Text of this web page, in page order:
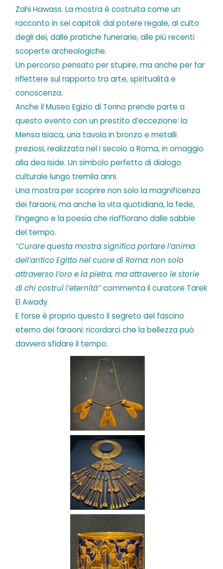
Zahi Hawass. La mostra è costruita come un
racconto in sei capitoli: dal potere regale, al culto
degli dei, dalle pratiche funerarie, alle più recenti
scoperte archeologiche.
Un percorso pensato per stupire, ma anche per far
riflettere sul rapporto tra arte, spiritualità e
conoscenza.
Anche il Museo Egizio di Torino prende parte a
questo evento con un prestito d’eccezione: la
Mensa Isiaca, una tavola in bronzo e metalli
preziosi, realizzata nel I secolo a Roma, in omaggio
alla dea Iside. Un simbolo perfetto di dialogo
culturale lungo tremila anni.
Una mostra per scoprire non solo la magnificenza
dei faraoni, ma anche la vita quotidiana, la fede,
l’ingegno e la poesia che riaffiorano dalle sabbie
del tempo.
“Curare questa mostra significa portare l’anima
dell’antico Egitto nel cuore di Roma: non solo
attraverso l’oro e la pietra, ma attraverso le storie
di chi costruì l’eternità”commenta il curatore Tarek
El Awady.
E forse è proprio questo il segreto del fascino
eterno dei faraoni: ricordarci che la bellezza può
davvero sfidare il tempo.